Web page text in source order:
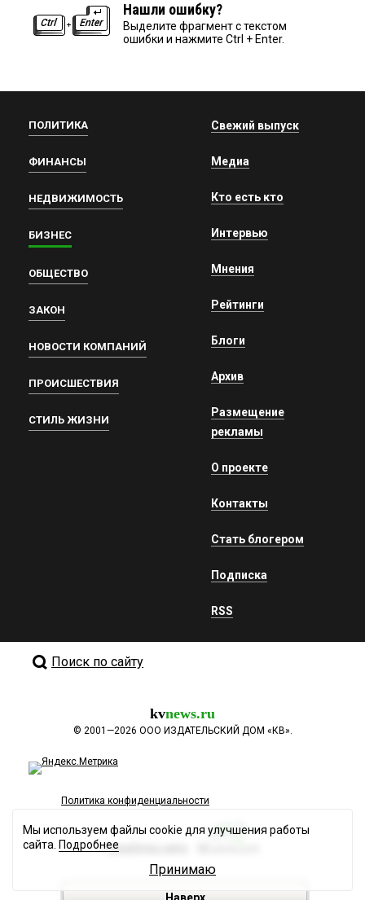
Нашли ошибку?
Выделите фрагмент с текстом
ошибки и нажмите Ctrl + Enter.
ПОЛИТИКА
ФИНАНСЫ
НЕДВИЖИМОСТЬ
БИЗНЕС
ОБЩЕСТВО
ЗАКОН
НОВОСТИ КОМПАНИЙ
ПРОИСШЕСТВИЯ
СТИЛЬ ЖИЗНИ
Свежий выпуск
Медиа
Кто есть кто
Интервью
Мнения
Рейтинги
Блоги
Архив
Размещение
рекламы
О проекте
Контакты
Стать блогером
Подписка
RSS
Поиск по сайту
kvnews.ru
© 2001—2026 ООО ИЗДАТЕЛЬСКИЙ ДОМ «КВ».
Политика конфиденциальности
Разработка сайта
Мы используем файлы cookie для улучшения работы
сайта. Подробнее
Принимаю